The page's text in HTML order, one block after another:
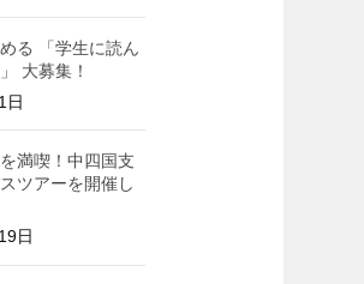
る 「学生に読ん
大募集！
日
満喫！中四国支
ツアーを開催し
日